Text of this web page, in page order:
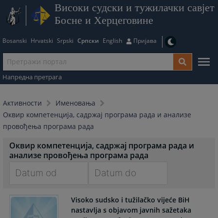
Високи судски и тужилачки савјет
Босне и Херцеговине
Bosanski Hrvatski Srpski Српски English Пријава
Напредна претрага
Активности
Именовања
Оквир компетенција, садржај програма рада и анализе
провођења програма рада
Оквир компетенција, садржај програма рада и
анализе провођења програма рада
forward
forward
to
Visoko sudsko i tužilačko vijeće BiH
nastavlja s objavom javnih sažetaka